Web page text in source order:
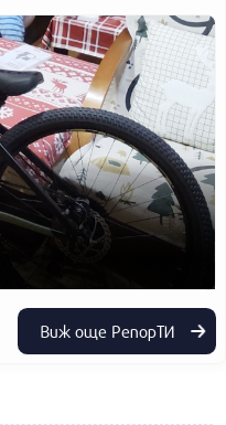
Виж още РепорТИ